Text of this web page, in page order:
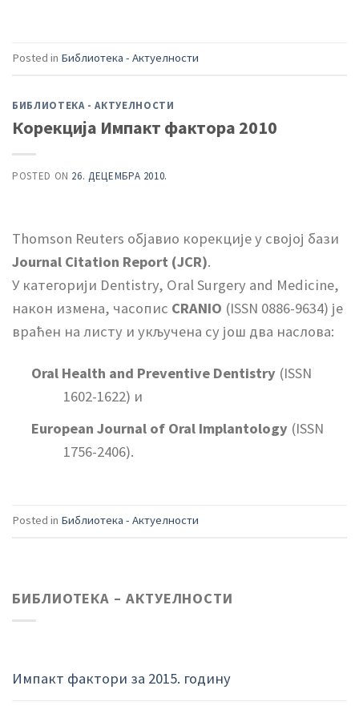
БИБЛИОТЕКА – АКТУЕЛНОСТИ
Импакт фактори за 2015. годину
Posted in Библиотека - Актуелности
БИБЛИОТЕКА - АКТУЕЛНОСТИ
Корекција Импакт фактора 2010
POSTED ON 26. ДЕЦЕМБРА 2010.
Thomson Reuters објавио корекције у својој бази
Journal Citation Report (JCR).
У категорији Dentistry, Oral Surgery and Medicine,
након измена, часопис CRANIO (ISSN 0886-9634) је
враћен на листу и укључена су још два наслова:
Oral Health and Preventive Dentistry(ISSN
1602-1622) и
European Journal of Oral Implantology(ISSN
1756-2406).
Posted in Библиотека - Актуелности